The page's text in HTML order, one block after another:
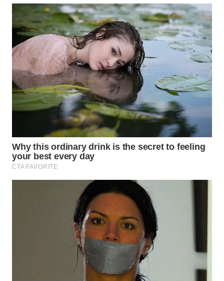
KEPULAUAN
SERIBU
WN
TANGERANG
WN
BINJAI
WN
INDRAMAYU